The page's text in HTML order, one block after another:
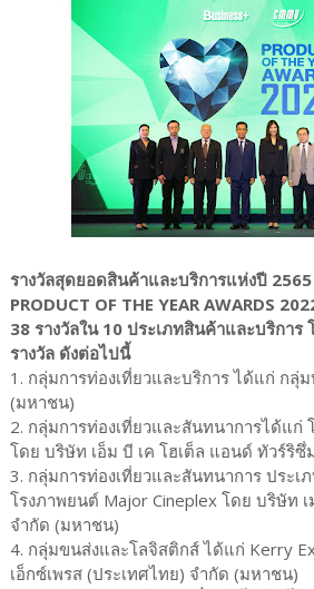
รางวัลสุดยอดสินค้าและบริการแห่งปี 2565
PRODUCT OF THE YEAR AWARDS
38 รางวัลใน 10 ประเภทสินค้าและบริการ
รางวัล ดังต่อไปนี้
1. กลุ่มการท่องเที่ยวและบริการ ได้แก่ กลุ่
(มหาชน)
2. กลุ่มการท่องเที่ยวและสันทนาการได้แก่
โดย บริษัท เอ็ม บี เค โฮเต็ล แอนด์ ทัวร์ริซึ่
3. กลุ่มการท่องเที่ยวและสันทนาการ ประเ
โรงภาพยนต์ Major Cineplex โดย บริษัท
จำกัด (มหาชน)
4. กลุ่มขนส่งและโลจิสติกส์ ได้แก่ Kerry
เอ็กซ์เพรส (ประเทศไทย) จำกัด (มหาชน)